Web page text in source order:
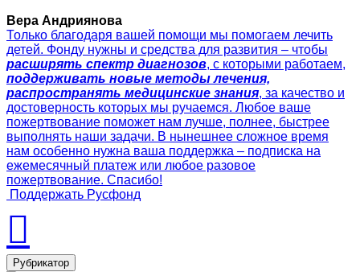
Вера Андриянова
Только благодаря вашей помощи мы помогаем лечить
детей. Фонду нужны и средства для развития – чтобы
расширять спектр диагнозов, с которыми работаем,
поддерживать новые методы лечения,
распространять медицинские знания, за качество и
достоверность которых мы ручаемся. Любое ваше
пожертвование поможет нам лучше, полнее, быстрее
выполнять наши задачи. В нынешнее сложное время
нам особенно нужна ваша поддержка – подписка на
ежемесячный платеж или любое разовое
пожертвование. Спасибо!
Поддержать Русфонд
Рубрикатор